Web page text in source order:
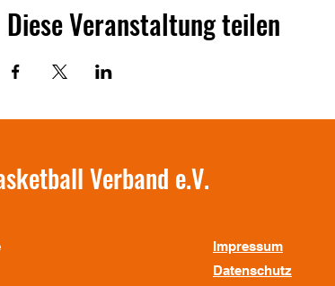
Diese Veranstaltung teilen
Verband e.V.
Impressum
Datenschutz